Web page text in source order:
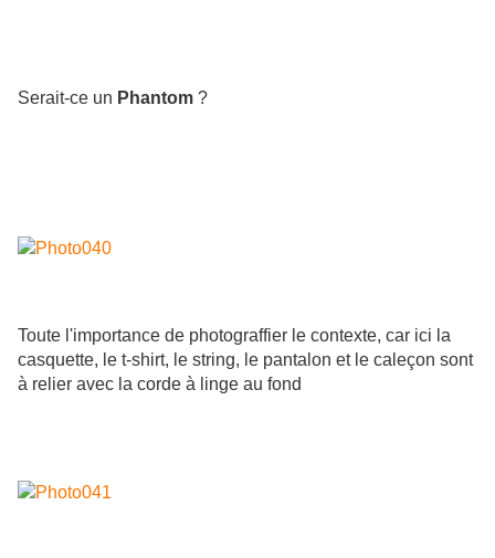
Serait-ce un Phantom ?
Toute l'importance de photograffier le contexte, car ici la
casquette, le t-shirt, le string, le pantalon et le caleçon sont
à relier avec la corde à linge au fond